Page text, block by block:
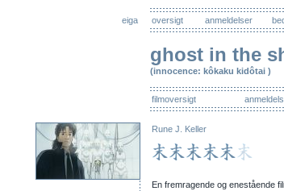
eiga oversigt anmeldelser
ghost in the
(innocence: kôkaku kidôtai )
filmoversigt
Rune J. Keller
En fremragende og enestående